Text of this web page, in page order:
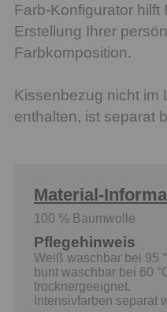
Farb-Konfigurator hilft
Erstellung Ihrer
Farbkomposition.
Kissenbezug nicht im
enthalten, ist separat
Material-
100 % Baumwolle
Pflegehinweis
Weiß waschbar bei 95
bunt waschbar bei 60
trocknergeeignet.
Intensivfarben separat